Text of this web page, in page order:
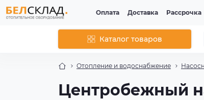
Оплата Доставка Рассрочка
Каталог товаров
Отопление и водоснабжение
Центробежный